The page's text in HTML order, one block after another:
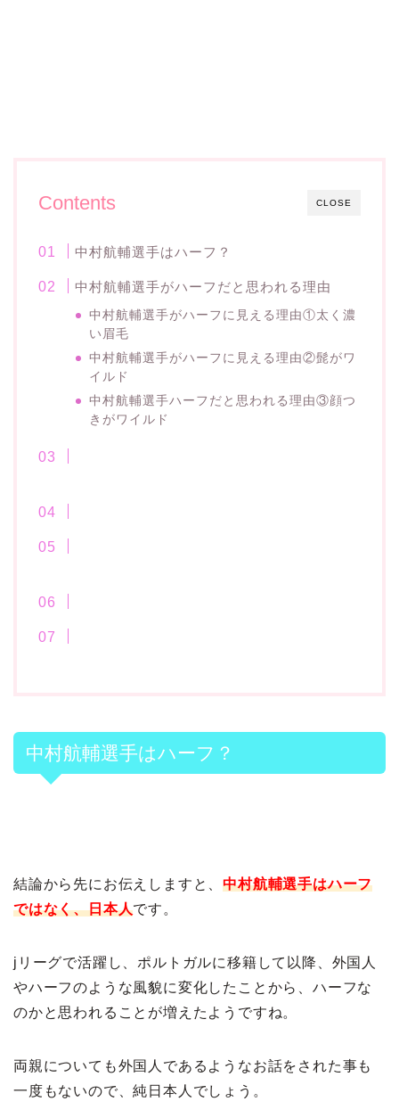
CLOSE
Contents
中村航輔選手はハーフ？
中村航輔選手がハーフだと思われる理由
中村航輔選手がハーフに見える理由①太く濃
い眉毛
中村航輔選手がハーフに見える理由②髭がワ
イルド
中村航輔選手ハーフだと思われる理由③顔つ
きがワイルド
中村航輔選手はハーフ？
結論から先にお伝えしますと、中村航輔選手はハーフ
ではなく、日本人です。
jリーグで活躍し、ポルトガルに移籍して以降、外国人
やハーフのような風貌に変化したことから、ハーフな
のかと思われることが増えたようですね。
両親についても外国人であるようなお話をされた事も
一度もないので、純日本人でしょう。